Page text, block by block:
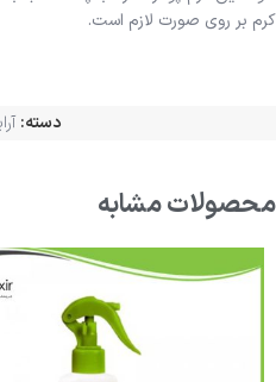
کرم بر روی صورت لازم است.
دسته:
محصولات مشابه